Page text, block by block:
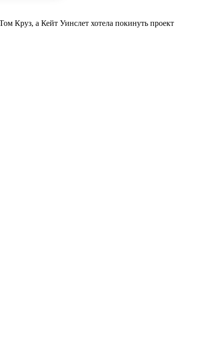
Круз, а Кейт Уинслет хотела покинуть проект